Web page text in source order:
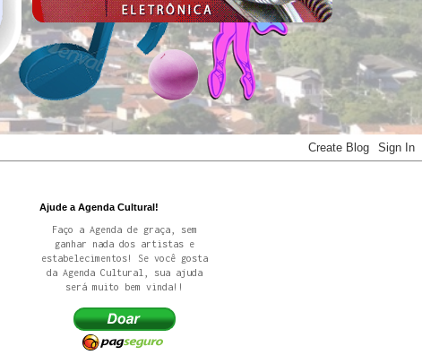
Ajude a Agenda Cultural!
Faço a Agenda de graça, sem
ganhar nada dos artistas e
estabelecimentos! Se você gosta
da Agenda Cultural, sua ajuda
será muito bem vinda!!